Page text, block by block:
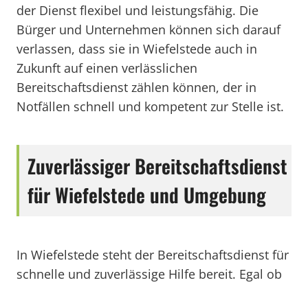
der Dienst flexibel und leistungsfähig. Die
Bürger und Unternehmen können sich darauf
verlassen, dass sie in Wiefelstede auch in
Zukunft auf einen verlässlichen
Bereitschaftsdienst zählen können, der in
Notfällen schnell und kompetent zur Stelle ist.
Zuverlässiger Bereitschaftsdienst
für Wiefelstede und Umgebung
In Wiefelstede steht der Bereitschaftsdienst für
schnelle und zuverlässige Hilfe bereit. Egal ob